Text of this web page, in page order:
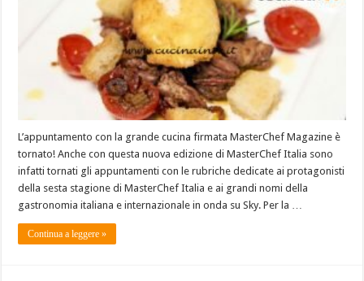
L’appuntamento con la grande cucina firmata MasterChef Magazine è
tornato! Anche con questa nuova edizione di MasterChef Italia sono
infatti tornati gli appuntamenti con le rubriche dedicate ai protagonisti
della sesta stagione di MasterChef Italia e ai grandi nomi della
gastronomia italiana e internazionale in onda su Sky. Per la …
Continua a leggere »